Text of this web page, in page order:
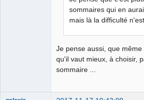
sommaires qui en
mais là la difficulté
Je pense aussi, que même
qu'il vaut mieux, à choisir,
sommaire ...